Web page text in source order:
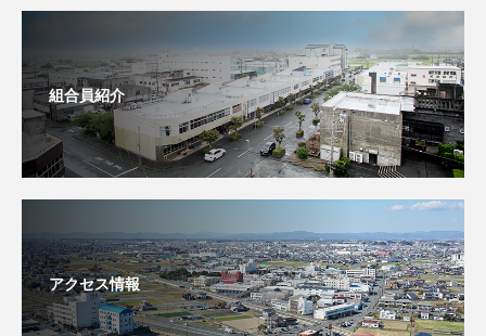
組合員紹介
アクセス情報